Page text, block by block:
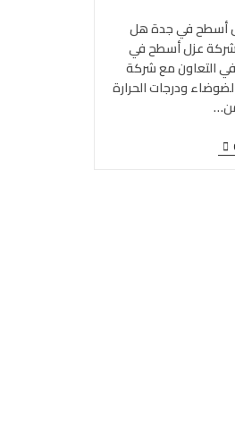
أسطح في جدة هل
عزل أسطح في
التعاون مع شركة
ودرجات الحرارة